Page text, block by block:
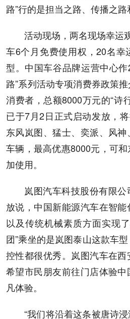
路”行的是担当之路、传播之路
活动现场，两名现场幸运
车6个月免费使用权，20名幸
型。中国车谷品牌运营中心作
路”系列活动专项消费券政策
消费者，总额8000万元的“诗
已于7月2日正式启动发放，
东风岚图、猛士、奕派、风
车辆，最高优惠8000元，可
加使用。
岚图汽车科技股份有限
放说，中国新能源汽车在智
以及传统机械素质方面实现
团”乘坐的是岚图泰山这款车
控性都很优秀。岚图汽车在西
希望市民朋友前往门店体验
凡体验。
“我们将沿着这条被唐诗